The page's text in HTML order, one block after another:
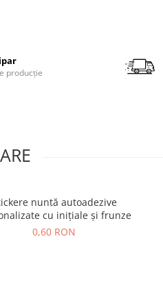
producție
nuntă autoadezive
cu inițiale și frunze
0,60 RON